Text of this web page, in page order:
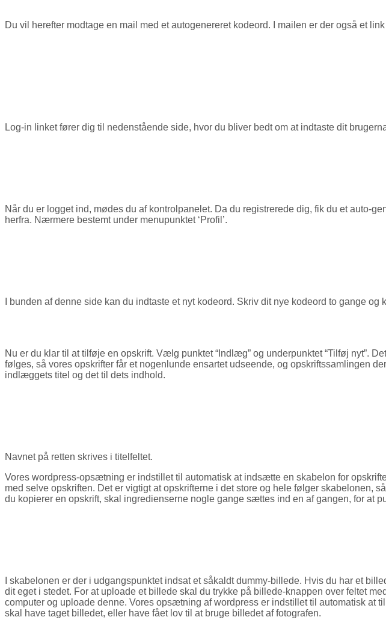
Du vil herefter modtage en mail med et autogenereret kodeord. I mailen er der også et
Log-in linket fører dig til nedenstående side, hvor du bliver bedt om at indtaste dit
Når du er logget ind, mødes du af kontrolpanelet. Da du registrerede dig, fik du et auto-
herfra. Nærmere bestemt under menupunktet ‘Profil’.
I bunden af denne side kan du indtaste et nyt kodeord. Skriv dit nye kodeord to gange og
Nu er du klar til at tilføje en opskrift. Vælg punktet “Indlæg” og underpunktet “Tilføj nyt”.
følges, så vores opskrifter får et nogenlunde ensartet udseende, og opskriftssamlingen
indlæggets titel og det til dets indhold.
Navnet på retten skrives i titelfeltet.
Vores wordpress-opsætning er indstillet til automatisk at indsætte en skabelon for
med selve opskriften. Det er vigtigt at opskrifterne i det store og hele følger
du kopierer en opskrift, skal ingredienserne nogle gange sættes ind en af gangen, for at
I skabelonen er der i udgangspunktet indsat et såkaldt dummy-billede. Hvis du har et
dit eget i stedet. For at uploade et billede skal du trykke på billede-knappen over feltet
computer og uploade denne. Vores opsætning af wordpress er indstillet til automatisk at
skal have taget billedet, eller have fået lov til at bruge billedet af fotografen.